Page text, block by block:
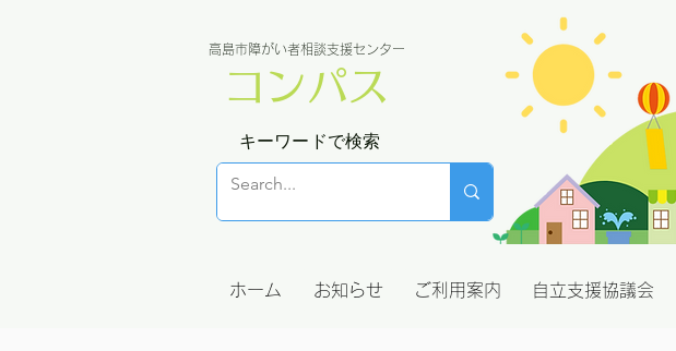
高島市障がい者相談支援センター
コンパス
キーワードで検索
ホーム お知らせ ご利用案内 自立支援協議会